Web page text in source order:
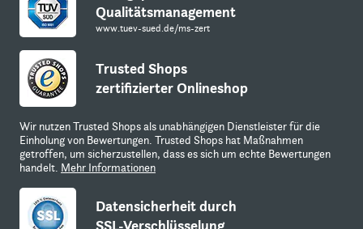
Qualitätsmanagement
www.tuev-sued.de/ms-zert
Trusted Shops
zertifizierter Onlineshop
Wir nutzen Trusted Shops als unabhängigen Dienstleister für die
Einholung von Bewertungen. Trusted Shops hat Maßnahmen
getroffen, um sicherzustellen, dass es sich um echte Bewertungen
handelt. Mehr Informationen
Datensicherheit durch